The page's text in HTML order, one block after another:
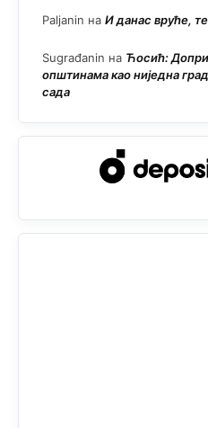
Paljanin на И данас вруће,
Sugrađanin на Ћосић:
општинама као ниједна
сада